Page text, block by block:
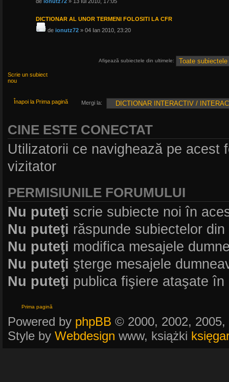
DICTIONAR AL UNOR TERMENI FOLOSITI LA CFR
de ionutz72» 04 Ian 2010, 23:20
Afişează subiectele din ultimele:
Scrie un subiect
nou
Înapoi la Prima pagină Mergi la:
CINE ESTE CONECTAT
Utilizatorii ce navighează pe acest
vizitator
PERMISIUNILE FORUMULUI
Nu puteţi scrie subiecte noi în
Nu puteţi răspunde subiectelor
Nu puteţi modifica mesajele
Nu puteţi şterge mesajele
Nu puteţi publica fişiere ataşate în
Prima pagină
Powered by phpBB © 2000, 2002,
Style by Webdesign www, książki